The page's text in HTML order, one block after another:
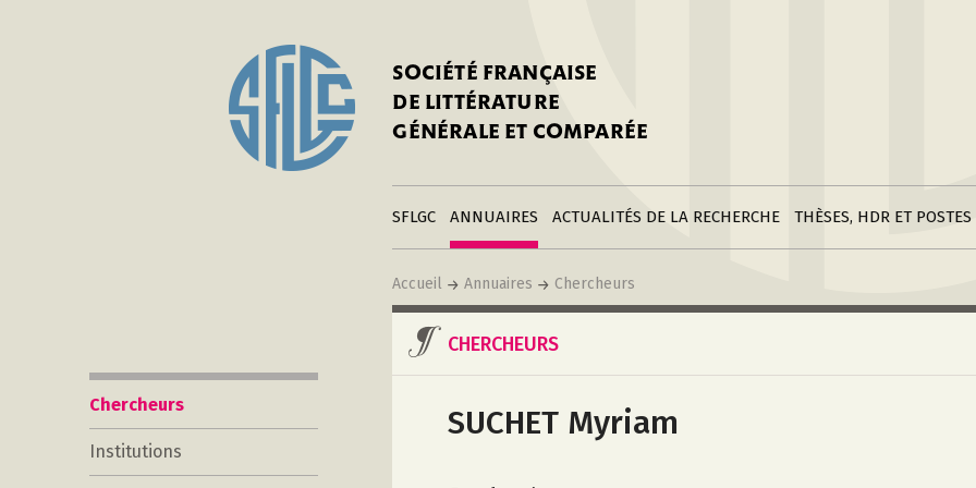
SOCIÉTÉ FRANÇAISE
DE LITTÉRATURE
GÉNÉRALE ET COMPARÉE
SFLGC
Adhérer à la SFLGC
Publier sur ce site
LiensANNUAIRES
Créer une fiche
annuaire
Modifier sa fiche
annuaire
Créer une fiche
institutionACTUALITÉS DE LA RECHERCHE
Divers
Soumettre une
annonce
THÈSES, HDR ET POSTES
Postes
Accueil Annuaires Chercheurs
Chercheurs
Institutions
CHERCHEURS
SUCHET Myriam